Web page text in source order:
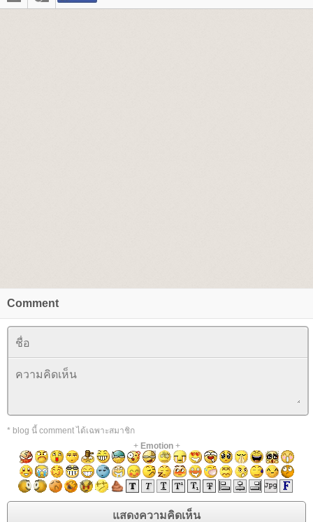
Comment
* blog นี้ comment ได้เฉพาะสมาชิก
+ Emotion+